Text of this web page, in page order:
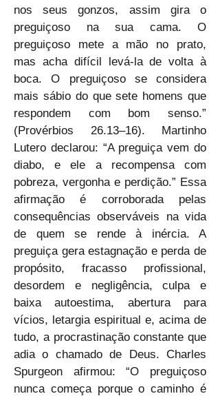
nos seus gonzos, assim gira o
preguiçoso na sua cama. O
preguiçoso mete a mão no prato,
mas acha difícil levá-la de volta à
boca. O preguiçoso se considera
mais sábio do que sete homens que
respondem com bom senso.”
(Provérbios 26.13–16). Martinho
Lutero declarou: “A preguiça vem do
diabo, e ele a recompensa com
pobreza, vergonha e perdição.” Essa
afirmação é corroborada pelas
consequências observáveis na vida
de quem se rende à inércia. A
preguiça gera estagnação e perda de
propósito, fracasso profissional,
desordem e negligência, culpa e
baixa autoestima, abertura para
vícios, letargia espiritual e, acima de
tudo, a procrastinação constante que
adia o chamado de Deus. Charles
Spurgeon afirmou: “O preguiçoso
nunca começa porque o caminho é